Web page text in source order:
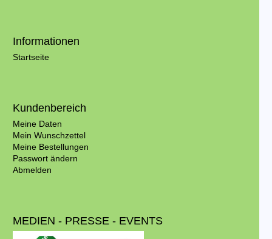
Informationen
Startseite
Kundenbereich
Meine Daten
Mein Wunschzettel
Meine Bestellungen
Passwort ändern
Abmelden
MEDIEN - PRESSE - EVENTS